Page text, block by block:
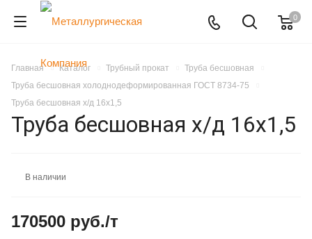
0
Главная Каталог Трубный прокат
Труба бесшовная
Труба бесшовная холоднодеформированная ГОСТ 8734-75
Труба бесшовная х/д 16х1,5
Труба бесшовная х/д 16х1,5
В наличии
170500 руб./т